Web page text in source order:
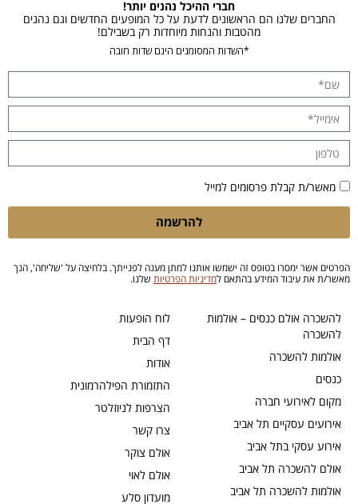
לוח הופעות
דף הבית
אודות
התזמורת הפילהרמונית
הצרפות לניוזלטר
צרו קשר
אולם צוקר
אולם לאוי
מועדון סלע
להשכרה אולם כנסים – אולמות
להשכרה
אולמות להשכרה
כנסים
מקום לאירועי חברה
אירועים עסקיים תל אביב
אירוע עסקי בתל אביב
אולם להשכרה תל אביב
אולמות להשכרה תל אביב
חברי ההיכל נהנים יותר!
החברים שלנו הם הראשונים לדעת על כל המופעים החדשים וגם נהנים
מהטבות והנחות מיוחדות רק בשבילם!
*השדות המסומנים הינם שדות חובה
מאשר/ת קבלת פרסומים למייל
להרשמה
הפרטים אשר ימסרו בטופס זה ישמשו אותנו למתן מענה לפנייתך. בלחיצה על 'שליחה', הנך
מאשר/ת את עיבוד המידע בהתאם למדיניות הפרטיות שלנו.